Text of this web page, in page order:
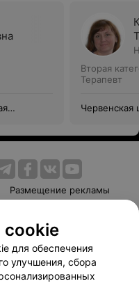
Вторая
Терапевт
Червенская
Размещение рекламы
Способы оплаты
103.by
cookie
для обеспечения
улучшения, сбора